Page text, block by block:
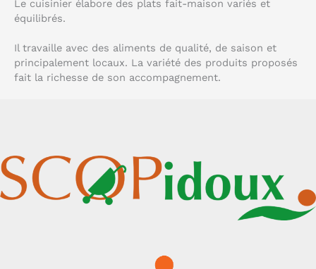
Le cuisinier élabore des plats fait-maison variés et
équilibrés.
Il travaille avec des aliments de qualité, de saison et
principalement locaux. La variété des produits proposés
fait la richesse de son accompagnement.